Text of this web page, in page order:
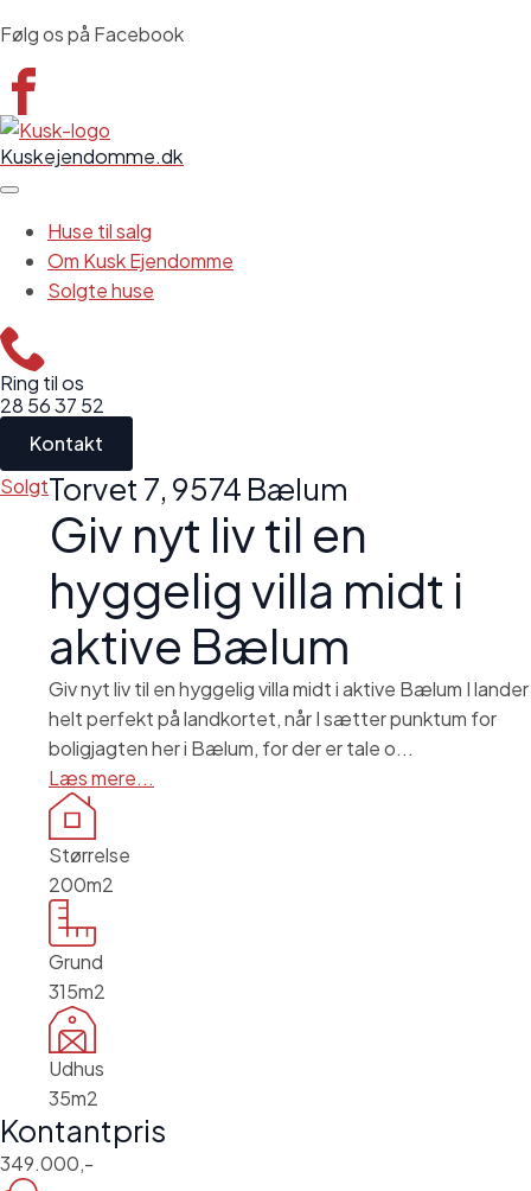
Følg os på Facebook
Kuskejendomme.dk
Huse til salg
Om Kusk Ejendomme
Solgte huse
Ring til os
28 56 37 52
Kontakt
SolgtTorvet 7, 9574 Bælum
Giv nyt liv til en
hyggelig villa midt i
aktive Bælum
Giv nyt liv til en hyggelig villa midt i aktive Bælum I lander
helt perfekt på landkortet, når I sætter punktum for
boligjagten her i Bælum, for der er tale o...
Læs mere...
Størrelse
200m2
Grund
315m2
Udhus
35m2
Kontantpris
349.000,-